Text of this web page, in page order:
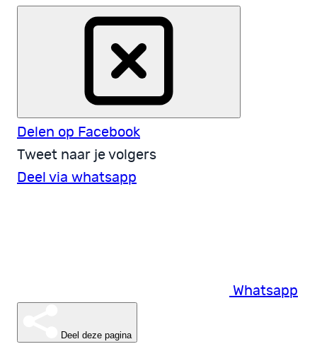
Delen op Facebook
Tweet naar je volgers
Deel via whatsapp
Whatsapp
Deel deze pagina